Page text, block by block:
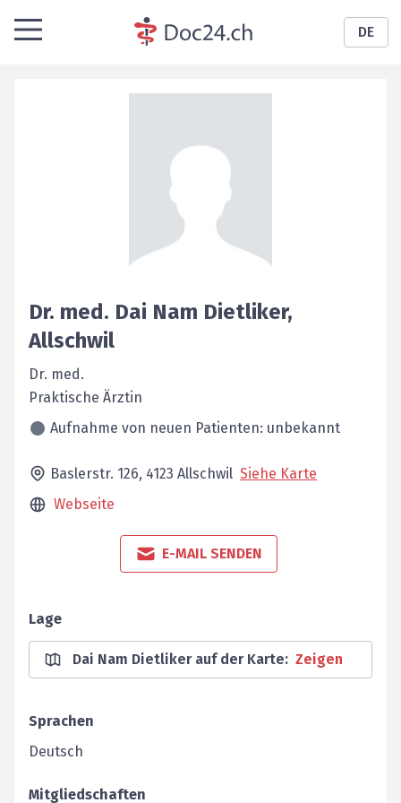
DE
Dr. med. Dai Nam Dietliker,
Allschwil
Dr. med.
Praktische Ärztin
Aufnahme von neuen Patienten: unbekannt
Baslerstr. 126, 4123 Allschwil Siehe Karte
Webseite
E-MAIL SENDEN
Lage
Dai Nam Dietliker auf der Karte: Zeigen
Sprachen
Deutsch
Mitgliedschaften